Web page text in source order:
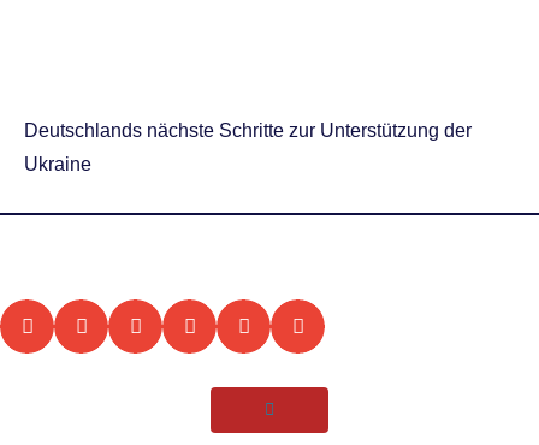
Deutschlands nächste Schritte zur Unterstützung der
Ukraine